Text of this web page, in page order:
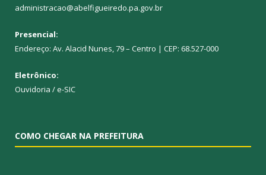
administracao@abelfigueiredo.pa.gov.br
Presencial:
Endereço: Av. Alacid Nunes, 79 – Centro | CEP: 68.527-000
Eletrônico:
Ouvidoria /e-SIC
COMO CHEGAR NA PREFEITURA